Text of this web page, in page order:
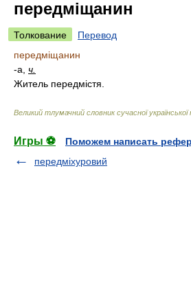
передміщанин
Толкование
Перевод
передміщанин
-а, ч.
Житель передмістя.
Великий тлумачний словник сучасної
Игры ⚽
Поможем написать
передміхуровий